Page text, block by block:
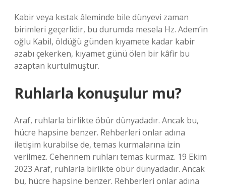
Kabir veya kıstak âleminde bile dünyevi zaman
birimleri geçerlidir, bu durumda mesela Hz. Adem’in
oğlu Kabil, öldüğü günden kıyamete kadar kabir
azabı çekerken, kıyamet günü ölen bir kâfir bu
azaptan kurtulmuştur.
Ruhlarla konuşulur mu?
Araf, ruhlarla birlikte öbür dünyadadır. Ancak bu,
hücre hapsine benzer. Rehberleri onlar adına
iletişim kurabilse de, temas kurmalarına izin
verilmez. Cehennem ruhları temas kurmaz. 19 Ekim
2023 Araf, ruhlarla birlikte öbür dünyadadır. Ancak
bu, hücre hapsine benzer. Rehberleri onlar adına